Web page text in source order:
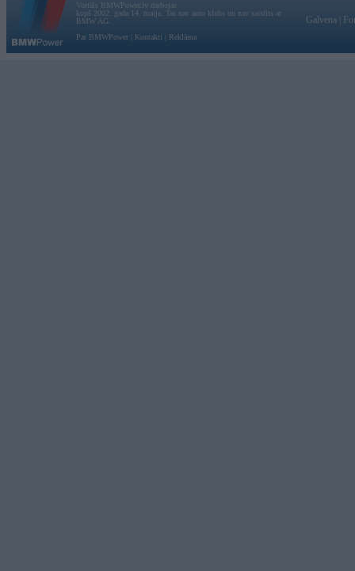
Vortāls BMWPower.lv darbojas
kopš 2002. gada 14. maija. Tas nav auto klubs un nav saistīts ar
BMW AG.
Par BMWPower
Kontakti Reklāma
Galvena